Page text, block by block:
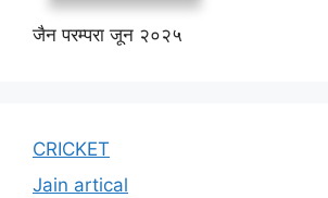
जैन परम्परा जून २०२५
CRICKET
Jain artical